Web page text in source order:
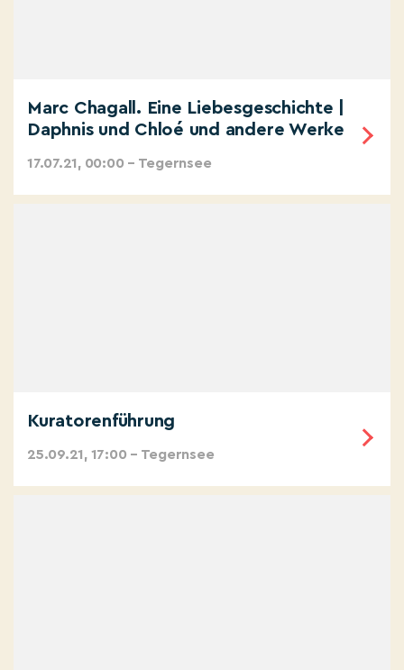
Marc Chagall. Eine Liebesgeschichte |
Daphnis und Chloé und andere Werke
17.07.21, 00:00 – Tegernsee
Kuratorenführung
25.09.21, 17:00 – Tegernsee